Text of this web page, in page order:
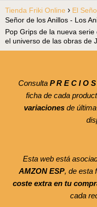
Tienda Friki Online El
Señor de los Anillos - Los
Pop Grips de la nueva
el universo de las obras de
Consulta P R E C I O
ficha de cada
variacionesde última
Esta web está
AMZON ESP, de esta
coste extra en tu
cada